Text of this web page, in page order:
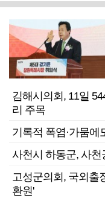
김해시의회, 11일
리 주목
기록적 폭염·가뭄에
사천시 하동군, 사천
고성군의회, 국외출
환원'